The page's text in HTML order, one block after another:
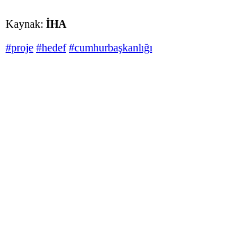
Kaynak: İHA
#proje #hedef #cumhurbaşkanlığı